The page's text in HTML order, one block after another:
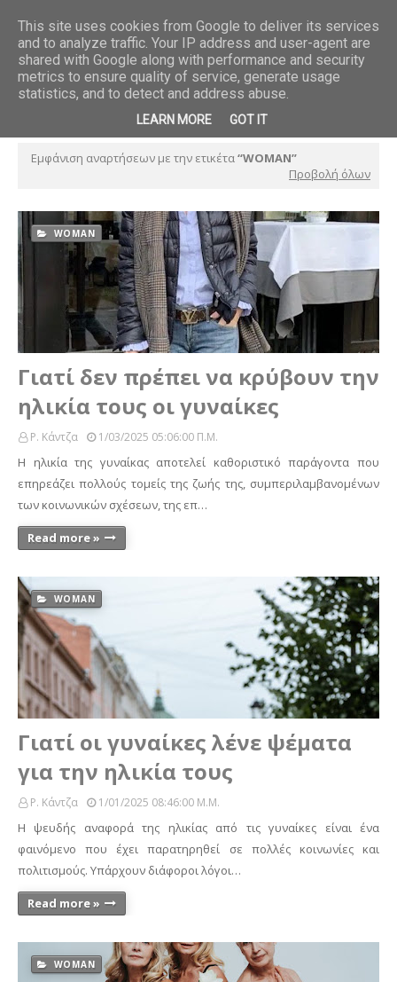
και το Βερονίκ Οβαλντέ. Θυμωμένο κοριτσάκι σε πέτρινο παγκάκι
BOOKS
Εμφάνιση αναρτήσεων με την ετικέτα WOMAN
Προβολή όλων
WOMAN
Γιατί δεν πρέπει να κρύβουν την
ηλικία τους οι γυναίκες
Ρ. Κάντζα 1/03/2025 05:06:00 Π.μ.
Η ηλικία της γυναίκας αποτελεί καθοριστικό παράγοντα που
επηρεάζει πολλούς τομείς της ζωής της, συμπεριλαμβανομένων
των κοινωνικών σχέσεων, της επ…
Read more »
WOMAN
Γιατί οι γυναίκες λένε ψέματα
για την ηλικία τους
Ρ. Κάντζα 1/01/2025 08:46:00 Μ.μ.
Η ψευδής αναφορά της ηλικίας από τις γυναίκες είναι ένα
φαινόμενο που έχει παρατηρηθεί σε πολλές κοινωνίες και
πολιτισμούς. Υπάρχουν διάφοροι λόγοι…
Read more »
WOMAN
This site uses cookies from Google to deliver its services
and to analyze traffic. Your IP address and user-agent are
shared with Google along with performance and security
metrics to ensure quality of service, generate usage
statistics, and to detect and address abuse.
LEARN MORE GOT IT